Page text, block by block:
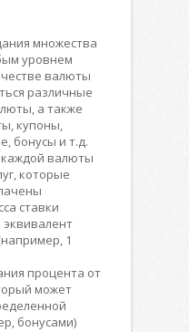
множества
уровнем
валюты
различные
а также
купоны,
бонусы и т.д.
валюты
которые
ставки
эквивалент
1
процента от
может
бонусами)